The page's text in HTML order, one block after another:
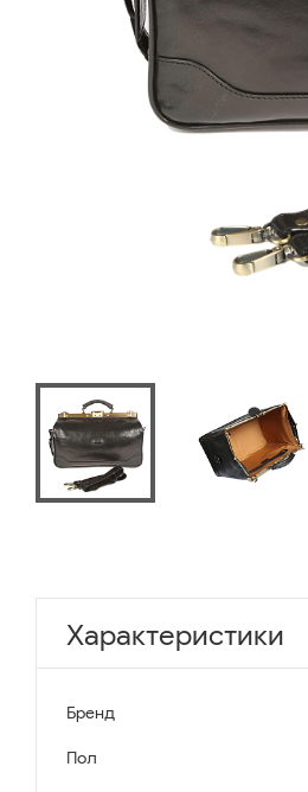
Характеристики
Бренд
Пол